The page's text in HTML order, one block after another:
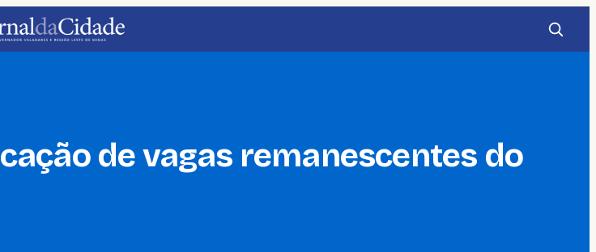
de vagas remanescentes do